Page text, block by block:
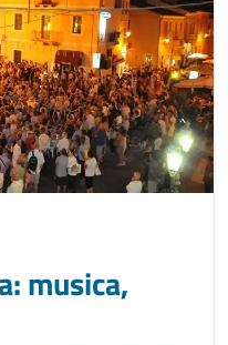
musica,